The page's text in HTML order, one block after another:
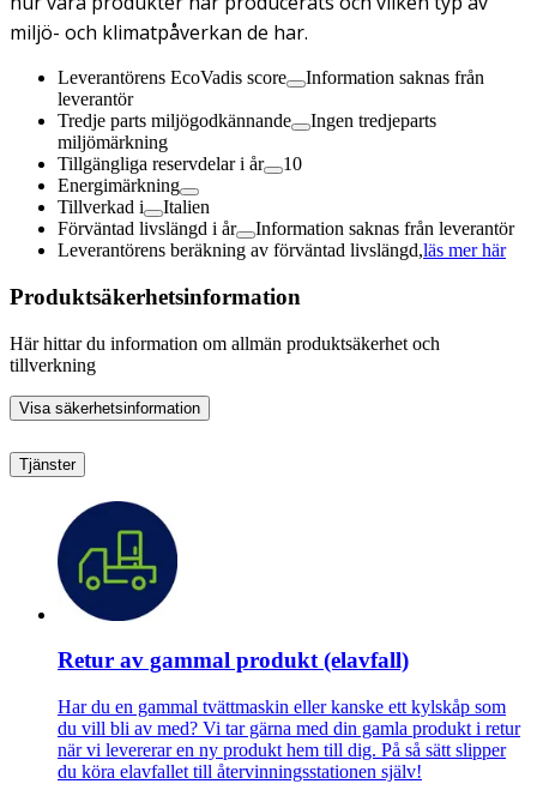
miljö- och klimatpåverkan de har.
Leverantörens EcoVadis score
Information saknas från
leverantör
Tredje parts miljögodkännande
Ingen tredjeparts
miljömärkning
Tillgängliga reservdelar i år
10
Energimärkning
Tillverkad i
Italien
Förväntad livslängd i år
Information saknas från leverantör
Leverantörens beräkning av förväntad livslängd,läs mer här
Produktsäkerhetsinformation
Här hittar du information om allmän produktsäkerhet och
tillverkning
Visa säkerhetsinformation
Tjänster
Retur av gammal produkt (elavfall)
Har du en gammal tvättmaskin eller kanske ett kylskåp som
du vill bli av med? Vi tar gärna med din gamla produkt i retur
när vi levererar en ny produkt hem till dig. På så sätt slipper
du köra elavfallet till återvinningsstationen själv!